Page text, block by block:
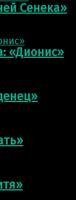
Сенека»
«Дионис»